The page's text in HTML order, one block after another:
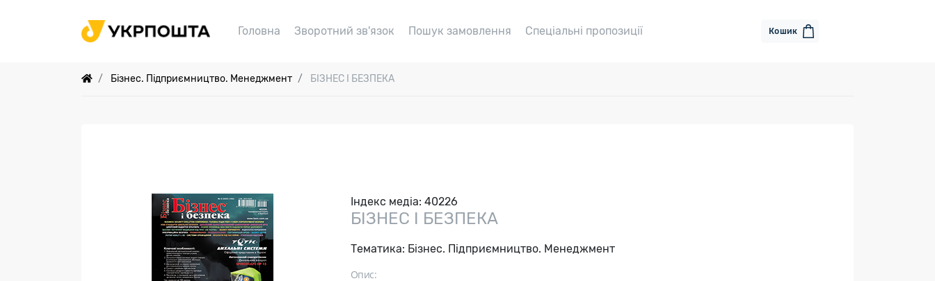
Головна Зворотний зв'язок Пошук замовлення Спеціальні пропозиції Кошик
Бізнес. Підприємництво. Менеджмент БІЗНЕС І БЕЗПЕКА
Індекс медіа: 40226
БІЗНЕС І БЕЗПЕКА
Тематика: Бізнес. Підприємництво. Менеджмент
Опис: